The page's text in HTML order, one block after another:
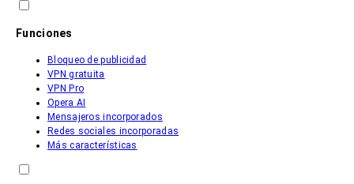
Funciones
Bloqueo de publicidad
VPN gratuita
VPN Pro
Opera AI
Mensajeros incorporados
Redes sociales incorporadas
Más características